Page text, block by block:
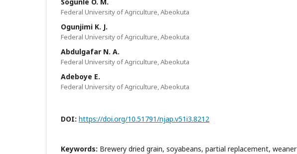
Federal University of Agriculture, Abeokuta
Ogunjimi K. J.
Federal University of Agriculture, Abeokuta
Abdulgafar N. A.
Federal University of Agriculture, Abeokuta
Adeboye E.
Federal University of Agriculture, Abeokuta
DOI: https://doi.org/10.51791/njap.v51i3.8212
Keywords: Brewery dried grain, soyabeans, partial replacement, weaner